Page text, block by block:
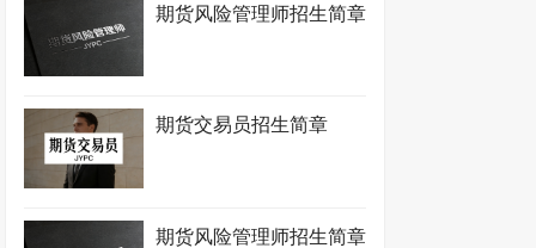
期货风险管理师招生简章
期货交易员招生简章
期货风险管理师招生简章